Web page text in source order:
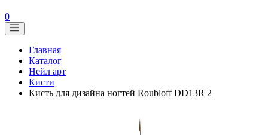
0
Главная
Каталог
Нейл арт
Кисти
Кисть для дизайна ногтей Roubloff DD13R 2